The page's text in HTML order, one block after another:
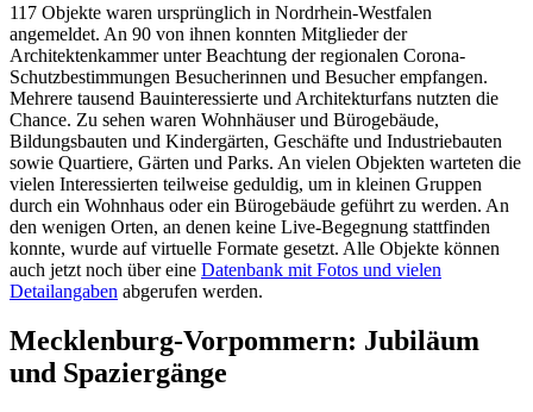
117 Objekte waren ursprünglich in Nordrhein-Westfalen
angemeldet. An 90 von ihnen konnten Mitglieder der
Architektenkammer unter Beachtung der regionalen Corona-
Schutzbestimmungen Besucherinnen und Besucher empfangen.
Mehrere tausend Bauinteressierte und Architekturfans nutzten die
Chance. Zu sehen waren Wohnhäuser und Bürogebäude,
Bildungsbauten und Kindergärten, Geschäfte und Industriebauten
sowie Quartiere, Gärten und Parks. An vielen Objekten warteten die
vielen Interessierten teilweise geduldig, um in kleinen Gruppen
durch ein Wohnhaus oder ein Bürogebäude geführt zu werden. An
den wenigen Orten, an denen keine Live-Begegnung stattfinden
konnte, wurde auf virtuelle Formate gesetzt. Alle Objekte können
auch jetzt noch über eine Datenbank mit Fotos und vielen
Detailangaben abgerufen werden.
Mecklenburg-Vorpommern: Jubiläum
und Spaziergänge